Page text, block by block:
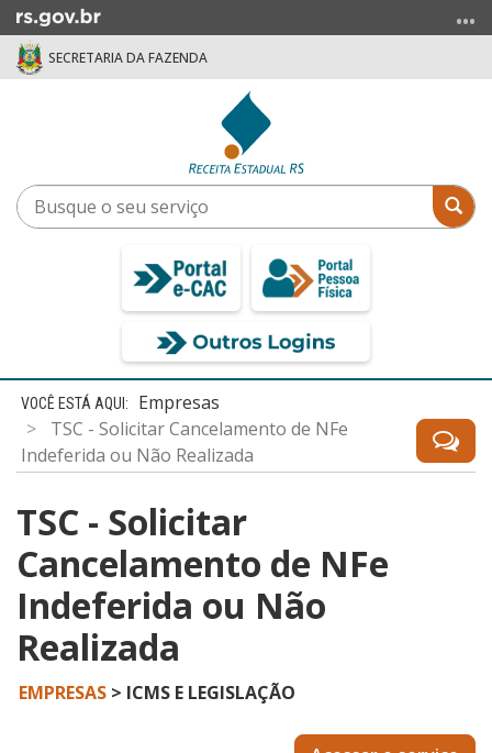
para
menu
SECRETARIA DA FAZENDA
Busque
o
Início
conteúdo
Empresas
TSC - Solicitar Cancelamento de NFe
Indeferida ou Não Realizada
TSC - Solicitar
Cancelamento de NFe
Indeferida ou Não
Realizada
EMPRESAS > ICMS E LEGISLAÇÃO